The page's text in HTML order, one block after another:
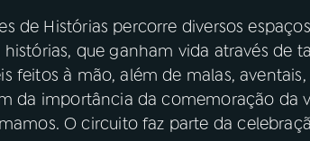
de Histórias percorre diversos
que ganham vida através de
feitos à mão, além de malas,
da importância da comemoração da
O circuito faz parte da